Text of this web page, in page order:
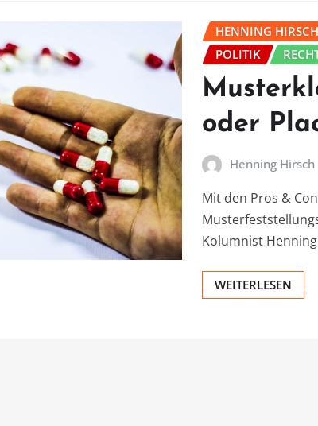
HENNING
POLITIK
oder
Henning Hirsch
Mit den Pros &
Kolumnist
WEITERLESEN